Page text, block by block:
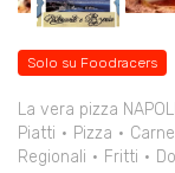
Solo su Foodracers
La vera pizza
Piatti
Pizza Carne
Regionali
Fritti